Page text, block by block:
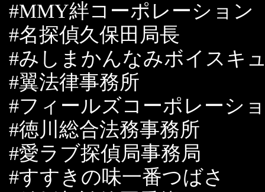
#MMY絆コーポレーショ
#名探偵久保田局長
#みしまかんなみボイス
#翼法律事務所
#フィールズコーポレーシ
#徳川総合法務事務所
#愛ラブ探偵局事務局
#すすきの味一番つばさ